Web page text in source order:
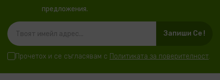
предложения.
Запиши Се !
Прочетох и се съгласявам с Политиката за поверителност.